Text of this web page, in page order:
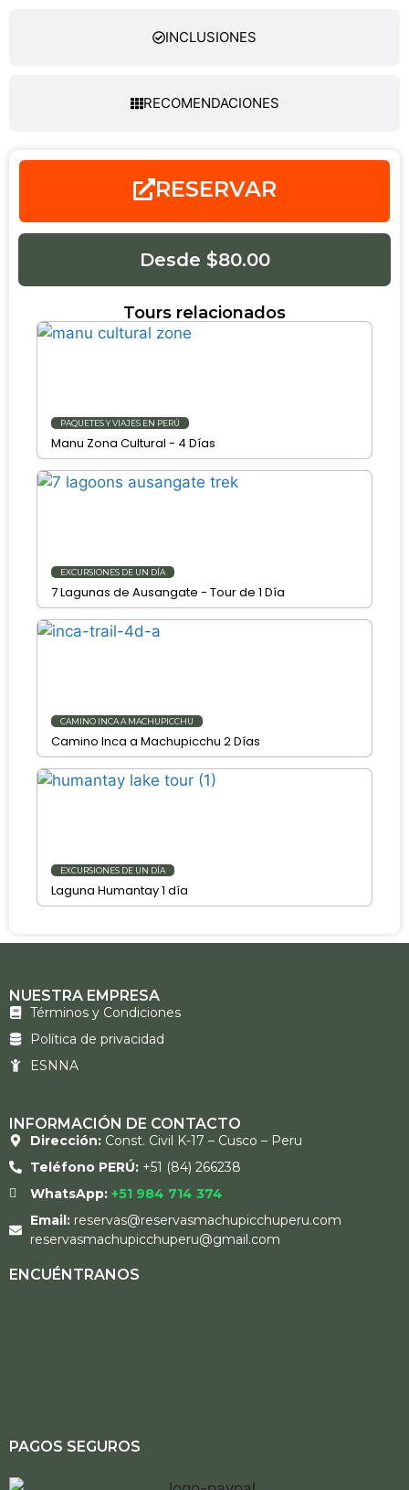
INCLUSIONES
RECOMENDACIONES
RESERVAR
Desde $80.00
Tours relacionados
PAQUETES Y VIAJES EN PERÚ
Manu Zona Cultural - 4 Días
EXCURSIONES DE UN DÍA
7 Lagunas de Ausangate - Tour de 1 Día
CAMINO INCA A MACHUPICCHU
Camino Inca a Machupicchu 2 Días
EXCURSIONES DE UN DÍA
Laguna Humantay 1 día
NUESTRA EMPRESA
Términos y Condiciones
Política de privacidad
ESNNA
INFORMACIÓN DE CONTACTO
Dirección: Const. Civil K-17 – Cusco – Peru
Teléfono PERÚ: +51 (84) 266238
WhatsApp: +51 984 714 374
Email:reservas@reservasmachupicchuperu.com
reservasmachupicchuperu@gmail.com
ENCUÉNTRANOS
PAGOS SEGUROS